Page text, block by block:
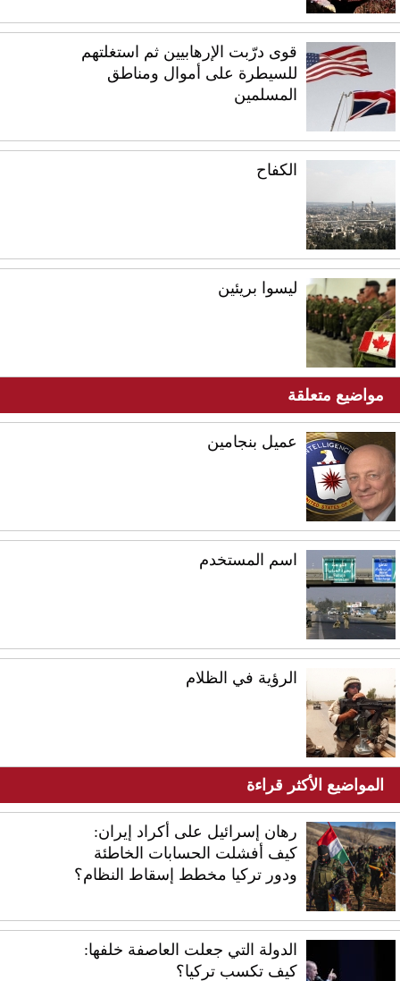
قوى درّبت الإرهابيين ثم استغلتهم
للسيطرة على أموال ومناطق
المسلمين
الكفاح
ليسوا بريئين
مواضيع متعلقة
عميل بنجامين
اسم المستخدم
الرؤية في الظلام
المواضيع الأكثر قراءة
رهان إسرائيل على أكراد إيران:
كيف أفشلت الحسابات الخاطئة
ودور تركيا مخطط إسقاط النظام؟
الدولة التي جعلت العاصفة خلفها:
كيف تكسب تركيا؟